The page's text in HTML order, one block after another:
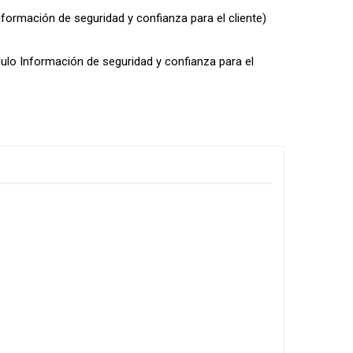
de seguridad y confianza para el cliente)
Información de seguridad y confianza para el